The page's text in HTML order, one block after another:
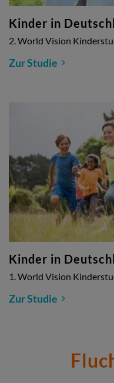
Kinder in
2. World Vision
Zur Studie
Kinder in
1. World Vision
Zur Studie